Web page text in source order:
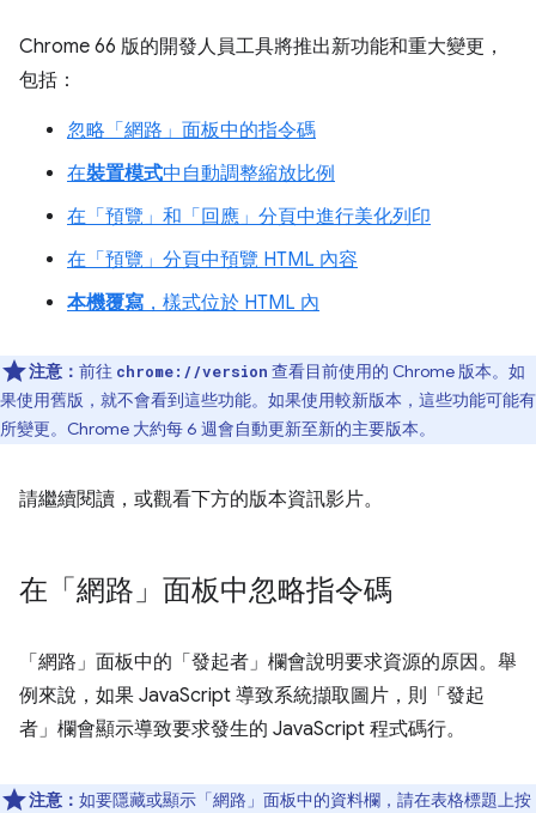
Chrome 66 版的開發人員工具將推出新功能和重大變更，
包括：
忽略「網路」 面板中的指令碼
在裝置模式中自動調整縮放比例
在「預覽」 和「回應」 分頁中進行美化列印
在「預覽」 分頁中預覽 HTML 內容
本機覆寫 ，樣式位於 HTML 內
注意： 前往 chrome://version 查看目前使用的 Chrome 版本。如
果使用舊版，就不會看到這些功能。如果使用較新版本，這些功能可能有
所變更。Chrome 大約每 6 週會自動更新至新的主要版本。
請繼續閱讀，或觀看下方的版本資訊影片。
在「網路」面板中忽略指令碼
「網路」 面板中的「發起者」 欄會說明要求資源的原因。舉
例來說，如果 JavaScript 導致系統擷取圖片，則「發起
者」 欄會顯示導致要求發生的 JavaScript 程式碼行。
注意： 如要隱藏或顯示「網路」 面板中的資料欄，請在表格標題上按